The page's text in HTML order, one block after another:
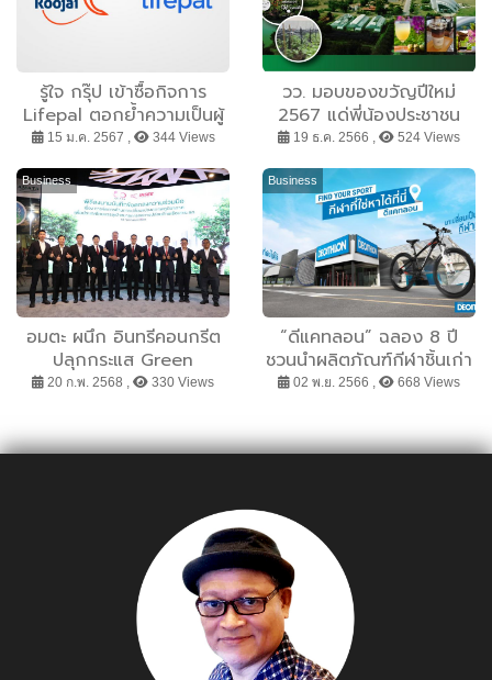
รู้ใจ กรุ๊ป เข้าซื้อกิจการ
Lifepal ตอกย้ำความเป็นผู้
นําในตลาดประกันภัย
อินโดนีเซีย
15 ม.ค. 2567 , 344 Views
วว. มอบของขวัญปีใหม่
2567 แด่พี่น้องประชาชน
19 ธ.ค. 2566 , 524 Views
Business
อมตะ ผนึก อินทรีคอนกรีต
ปลุกกระแส Green
Construction หนุนไทยใช้
คาร์บอนต่ำ
20 ก.พ. 2568 , 330 Views
Business
“ดีแคทลอน” ฉลอง 8 ปี
ชวนนำผลิตภัณฑ์กีฬาชิ้นเก่า
มาแลกเป็นกีฬาใหม่ที่ใช่กว่า
ที่ใช่หาได้ที่นี่”
02 พ.ย. 2566 , 668 Views